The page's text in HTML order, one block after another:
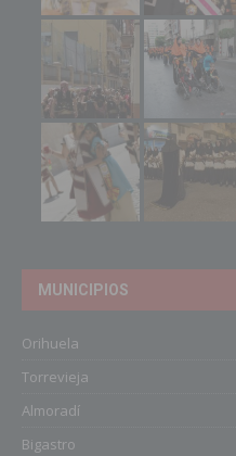
MUNICIPIOS
Orihuela
Torrevieja
Almoradí
Bigastro